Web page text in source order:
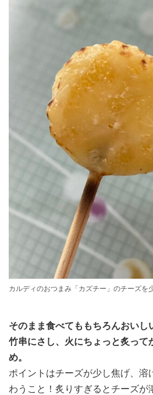
カルディのおつまみ「カズチー」のチーズを
そのまま食べてももちろんおいし
竹串にさし、火にちょっと炙って
め。
ポイントはチーズが少し焦げ、溶
わうこと！炙りすぎるとチーズが